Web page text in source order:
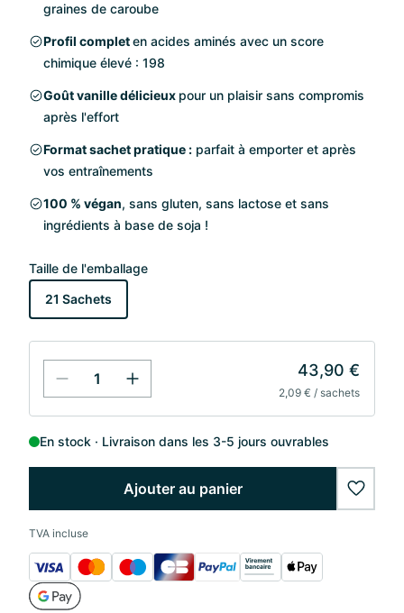
graines de caroube
Profil completen acides aminés avec un score
chimique élevé : 198
Goût vanille délicieux pour un plaisir sans compromis
après l'effort
Format sachet pratique : parfait à emporter et après
vos entraînements
100 % végan, sans gluten, sans lactose et sans
ingrédients à base de soja !
Taille de l'emballage
21 Sachets
43,90 €
2,09 € / sachets
En stock Livraison dans les 3-5 jours ouvrables
Ajouter au panier
TVA incluse